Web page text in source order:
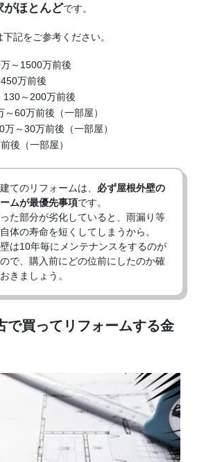
がほとんどです。
記をご参考ください。
～1500万前後
万前後
130～200万前後
～60万前後（一部屋）
万～30万前後（一部屋）
後（一部屋）
てのリフォームは、 必ず屋根外壁の
ムが最優先事項です。
た部分が劣化していると、雨漏り等
体の寿命を短くしてしまうから。
は10年毎にメンテナンスをするのが
で、購入前にどの位前にしたのか確
きましょう。
で買ってリフォームする金